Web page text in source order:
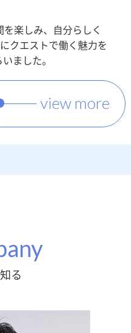
楽しみ、自分らしく
クエストで働く魅力を
ました。
view more
る